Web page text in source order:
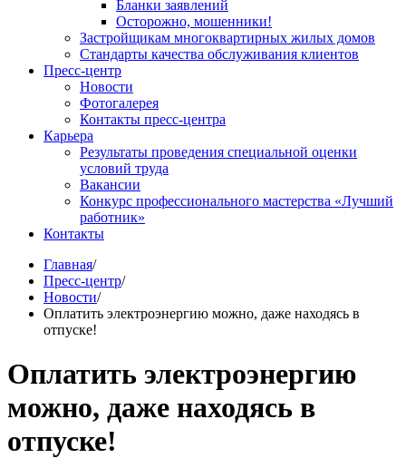
Бланки заявлений
Осторожно, мошенники!
Застройщикам многоквартирных жилых домов
Стандарты качества обслуживания клиентов
Пресс-центр
Новости
Фотогалерея
Контакты пресс-центра
Карьера
Результаты проведения специальной оценки
условий труда
Вакансии
Конкурс профессионального мастерства «Лучший
работник»
Контакты
Главная/
Пресс-центр/
Новости/
Оплатить электроэнергию можно, даже находясь в
отпуске!
Оплатить электроэнергию
можно, даже находясь в
отпуске!